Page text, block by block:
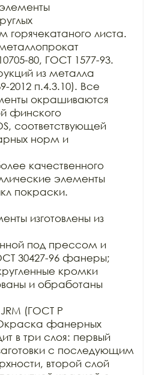
листа.
80, ГОСТ 1577-93.
из металла
2012 п.4.3.10). Все
окрашиваются
финского
соответствующей
норм и
качественного
элементы
покраски.
изготовлены из
под прессом и
30427-96 фанеры;
кромки
и обработаны
(ГОСТ Р
Окраска фанерных
в три слоя: первый
с последующим
второй слой